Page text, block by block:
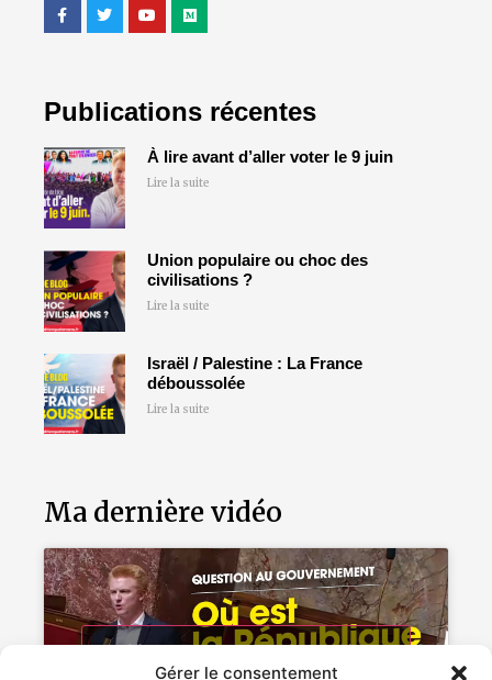
Gérer le consentement
Publications récentes
À lire avant d’aller voter le 9 juin
Lire la suite
Union populaire ou choc des
civilisations ?
Lire la suite
Israël / Palestine : La France
déboussolée
Lire la suite
Ma dernière vidéo
Cliquez pour accepter les cookies
marketing et activer ce contenu